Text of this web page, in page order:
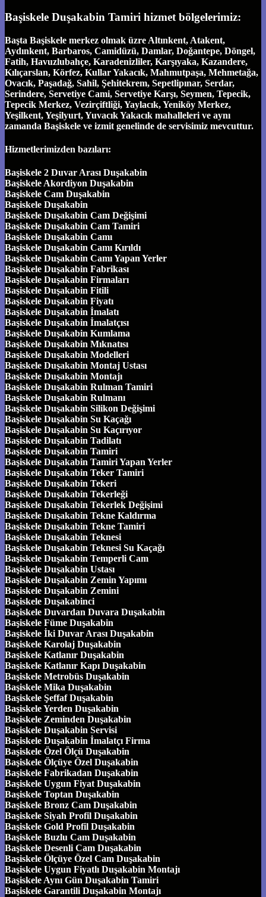
Başiskele Duşakabin Tamiri hizmet bölgelerimiz:
Başta Başiskele merkez olmak üzre Altınkent, Atakent,
Aydınkent, Barbaros, Camidüzü, Damlar, Doğantepe, Döngel,
Fatih, Havuzlubahçe, Karadenizliler, Karşıyaka, Kazandere,
Kılıçarslan, Körfez, Kullar Yakacık, Mahmutpaşa, Mehmetağa,
Ovacık, Paşadağ, Sahil, Şehitekrem, Sepetlipınar, Serdar,
Serindere, Servetiye Cami, Servetiye Karşı, Seymen, Tepecik,
Tepecik Merkez, Vezirçiftliği, Yaylacık, Yeniköy Merkez,
Yeşilkent, Yeşilyurt, Yuvacık Yakacık mahalleleri ve aynı
zamanda Başiskele ve izmit genelinde de servisimiz mevcuttur.
Hizmetlerimizden bazıları:
Başiskele 2 Duvar Arası Duşakabin
Başiskele Akordiyon Duşakabin
Başiskele Cam Duşakabin
Başiskele Duşakabin
Başiskele Duşakabin Cam Değişimi
Başiskele Duşakabin Cam Tamiri
Başiskele Duşakabin Camı
Başiskele Duşakabin Camı Kırıldı
Başiskele Duşakabin Camı Yapan Yerler
Başiskele Duşakabin Fabrikası
Başiskele Duşakabin Firmaları
Başiskele Duşakabin Fitili
Başiskele Duşakabin Fiyatı
Başiskele Duşakabin İmalatı
Başiskele Duşakabin İmalatçısı
Başiskele Duşakabin Kumlama
Başiskele Duşakabin Mıknatısı
Başiskele Duşakabin Modelleri
Başiskele Duşakabin Montaj Ustası
Başiskele Duşakabin Montajı
Başiskele Duşakabin Rulman Tamiri
Başiskele Duşakabin Rulmanı
Başiskele Duşakabin Silikon Değişimi
Başiskele Duşakabin Su Kaçağı
Başiskele Duşakabin Su Kaçırıyor
Başiskele Duşakabin Tadilatı
Başiskele Duşakabin Tamiri
Başiskele Duşakabin Tamiri Yapan Yerler
Başiskele Duşakabin Teker Tamiri
Başiskele Duşakabin Tekeri
Başiskele Duşakabin Tekerleği
Başiskele Duşakabin Tekerlek Değişimi
Başiskele Duşakabin Tekne Kaldırma
Başiskele Duşakabin Tekne Tamiri
Başiskele Duşakabin Teknesi
Başiskele Duşakabin Teknesi Su Kaçağı
Başiskele Duşakabin Temperli Cam
Başiskele Duşakabin Ustası
Başiskele Duşakabin Zemin Yapımı
Başiskele Duşakabin Zemini
Başiskele Duşakabinci
Başiskele Duvardan Duvara Duşakabin
Başiskele Füme Duşakabin
Başiskele İki Duvar Arası Duşakabin
Başiskele Karolaj Duşakabin
Başiskele Katlanır Duşakabin
Başiskele Katlanır Kapı Duşakabin
Başiskele Metrobüs Duşakabin
Başiskele Mika Duşakabin
Başiskele Şeffaf Duşakabin
Başiskele Yerden Duşakabin
Başiskele Zeminden Duşakabin
Başiskele Duşakabin Servisi
Başiskele Duşakabin İmalatçı Firma
Başiskele Özel Ölçü Duşakabin
Başiskele Ölçüye Özel Duşakabin
Başiskele Fabrikadan Duşakabin
Başiskele Uygun Fiyat Duşakabin
Başiskele Toptan Duşakabin
Başiskele Bronz Cam Duşakabin
Başiskele Siyah Profil Duşakabin
Başiskele Gold Profil Duşakabin
Başiskele Buzlu Cam Duşakabin
Başiskele Desenli Cam Duşakabin
Başiskele Ölçüye Özel Cam Duşakabin
Başiskele Uygun Fiyatlı Duşakabin Montajı
Başiskele Aynı Gün Duşakabin Tamiri
Başiskele Garantili Duşakabin Montajı